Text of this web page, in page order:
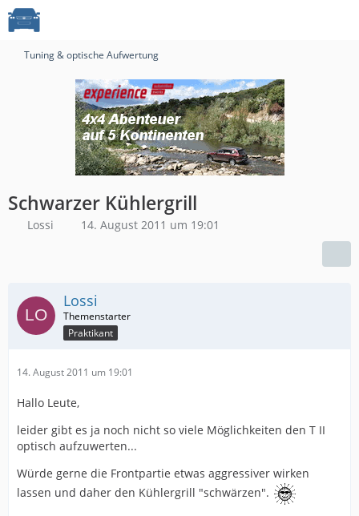
Tuning & optische Aufwertung
Schwarzer Kühlergrill
Lossi 14. August 2011 um 19:01
Lossi
Praktikant
14. August 2011 um 19:01
Hallo Leute,
leider gibt es ja noch nicht so viele Möglichkeiten den T II
optisch aufzuwerten...
Würde gerne die Frontpartie etwas aggressiver wirken
lassen und daher den Kühlergrill "schwärzen".